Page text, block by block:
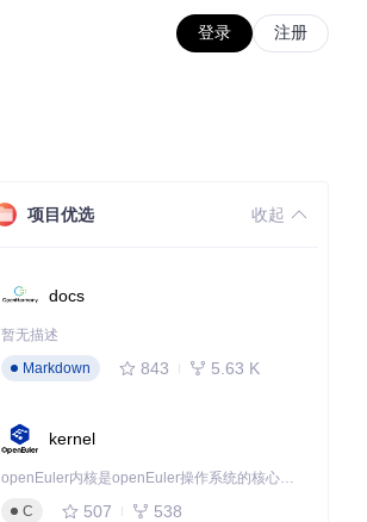
登录 注册
项目优选 收起
docs
暂无描述
Markdown
843 5.63 K
kernel
openEuler内核是openEuler操作系统的核心，既是系统性能与稳定性的基石，也是连接处理器、设备与服务的桥梁。
C
507 538